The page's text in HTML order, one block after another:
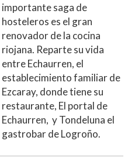
importante saga de
hosteleros es el gran
renovador de la cocina
riojana. Reparte su vida
entre Echaurren, el
establecimiento familiar de
Ezcaray, donde tiene su
restaurante, El portal de
Echaurren, y Tondeluna el
gastrobar de Logroño.